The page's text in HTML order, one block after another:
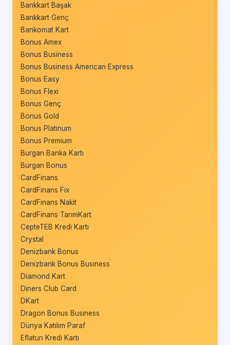
Bankkart Başak
Bankkart Genç
Bankomat Kart
Bonus Amex
Bonus Business
Bonus Business American Express
Bonus Easy
Bonus Flexi
Bonus Genç
Bonus Gold
Bonus Platinum
Bonus Premium
Burgan Banka Kartı
Burgan Bonus
CardFinans
CardFinans Fix
CardFinans Nakit
CardFinans TarımKart
CepteTEB Kredi Kartı
Crystal
Denizbank Bonus
Denizbank Bonus Business
Diamond Kart
Diners Club Card
DKart
Dragon Bonus Business
Dünya Katılım Paraf
Eflatun Kredi Kartı